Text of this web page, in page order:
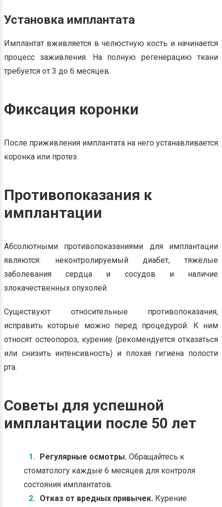
Установка имплантата
Имплантат вживляется в челюстную кость и начинается
процесс заживления. На полную регенерацию ткани
требуется от 3 до 6 месяцев.
Фиксация коронки
После приживления имплантата на него устанавливается
коронка или протез.
Противопоказания к
имплантации
Абсолютными противопоказаниями для имплантации
являются: неконтролируемый диабет, тяжёлые
заболевания сердца и сосудов и наличие
злокачественных опухолей.
Существуют относительные противопоказания,
исправить которые можно перед процедурой. К ним
относят остеопороз, курение (рекомендуется отказаться
или снизить интенсивность) и плохая гигиена полости
рта.
Советы для успешной
имплантации после 50 лет
Регулярные осмотры. Обращайтесь к
стоматологу каждые 6 месяцев для контроля
состояния имплантатов.
Отказ от вредных привычек. Курение